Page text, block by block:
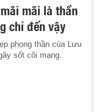
mãi là thần
chỉ đến vậy
phong thần của Lưu
sốt cõi mạng.